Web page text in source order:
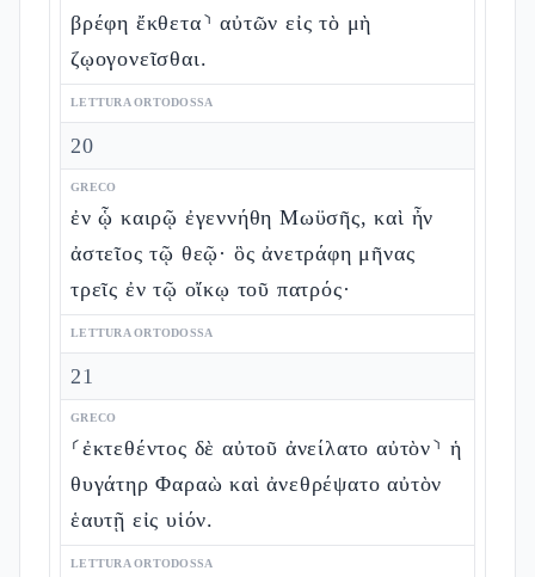
βρέφη ἔκθετα⸃ αὐτῶν εἰς τὸ μὴ
ζῳογονεῖσθαι.
LETTURA ORTODOSSA
20
GRECO
ἐν ᾧ καιρῷ ἐγεννήθη Μωϋσῆς, καὶ ἦν
ἀστεῖος τῷ θεῷ· ὃς ἀνετράφη μῆνας
τρεῖς ἐν τῷ οἴκῳ τοῦ πατρός·
LETTURA ORTODOSSA
21
GRECO
⸂ἐκτεθέντος δὲ αὐτοῦ ἀνείλατο αὐτὸν⸃ ἡ
θυγάτηρ Φαραὼ καὶ ἀνεθρέψατο αὐτὸν
ἑαυτῇ εἰς υἱόν.
LETTURA ORTODOSSA